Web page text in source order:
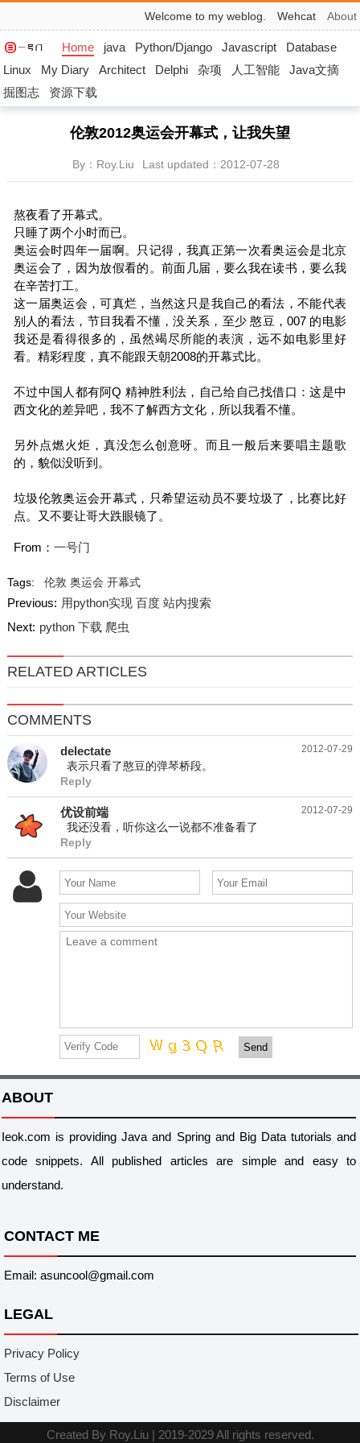
Welcome to my weblog. Wehcat About
Home java Python/Django Javascript
Database
Linux
My Diary Architect Delphi 杂项 人工智能
Java文摘
掘图志
资源下载
伦敦2012奥运会开幕式，让我失望
By：Roy.Liu Last updated：2012-07-28
熬夜看了开幕式。
只睡了两个小时而已。
奥运会时四年一届啊。只记得，我真正第一次看奥运会是北京
奥运会了，因为放假看的。前面几届，要么我在读书，要么我
在辛苦打工。
这一届奥运会，可真烂，当然这只是我自己的看法，不能代表
别人的看法，节目我看不懂，没关系，至少 憨豆，007 的电影
我还是看得很多的，虽然竭尽所能的表演，远不如电影里好
看。精彩程度，真不能跟天朝2008的开幕式比。
不过中国人都有阿Q 精神胜利法，自己给自己找借口：这是中
西文化的差异吧，我不了解西方文化，所以我看不懂。
另外点燃火炬，真没怎么创意呀。而且一般后来要唱主题歌
的，貌似没听到。
垃圾伦敦奥运会开幕式，只希望运动员不要垃圾了，比赛比好
点。又不要让哥大跌眼镜了。
From： 一号门
Tags: 伦敦 奥运会 开幕式
Previous: 用python实现 百度 站内搜索
Next: python 下载 爬虫
RELATED ARTICLES
COMMENTS
2012-07-29
delectate
表示只看了憨豆的弹琴桥段。
Reply
2012-07-29
优设前端
我还没看，听你这么一说都不准备看了
Reply
Send
ABOUT
Ieok.com is providing Java and Spring and Big Data tutorials and
code snippets. All published articles are simple and easy to
understand.
CONTACT ME
Email: asuncool@gmail.com
LEGAL
Privacy Policy
Terms of Use
Disclaimer
Created By Roy.Liu | 2019-2029 All rights reserved.